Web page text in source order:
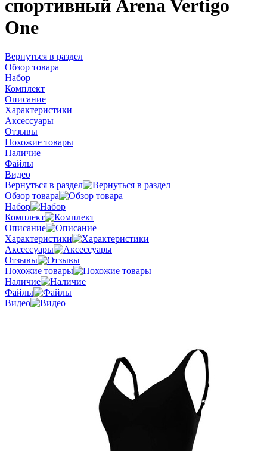
спортивный Arena Vertigo
One
Вернуться в раздел
Обзор товара
Набор
Комплект
Описание
Характеристики
Аксессуары
Отзывы
Похожие товары
Наличие
Файлы
Видео
Вернуться в раздел
Обзор товара
Набор
Комплект
Описание
Характеристики
Аксессуары
Отзывы
Похожие товары
Наличие
Файлы
Видео